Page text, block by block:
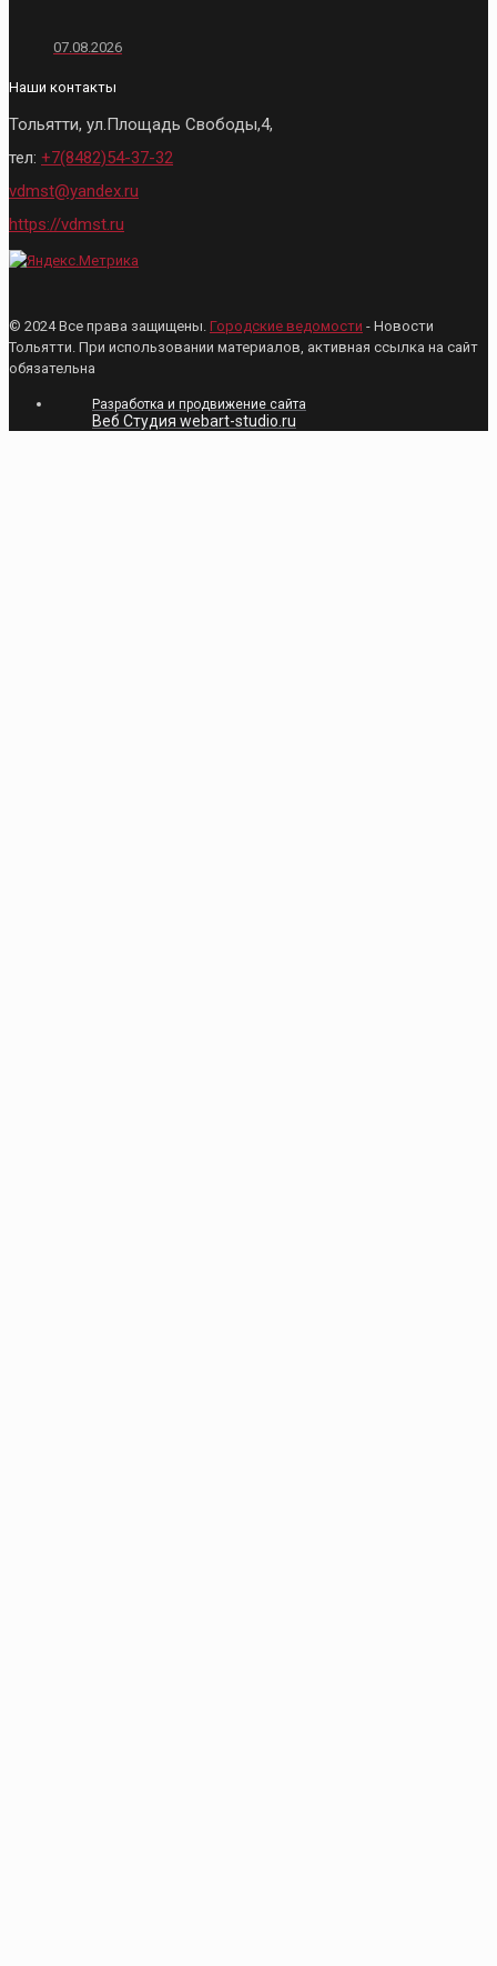
07.08.2026
Наши контакты
Тольятти, ул.Площадь Свободы,4,
тел: +7(8482)54-37-32
vdmst@yandex.ru
https://vdmst.ru
© 2024 Все права защищены. Городские ведомости - Новости
Тольятти. При использовании материалов, активная ссылка на сайт
обязательна
Разработка и продвижение сайта
Веб Студия webart-studio.ru